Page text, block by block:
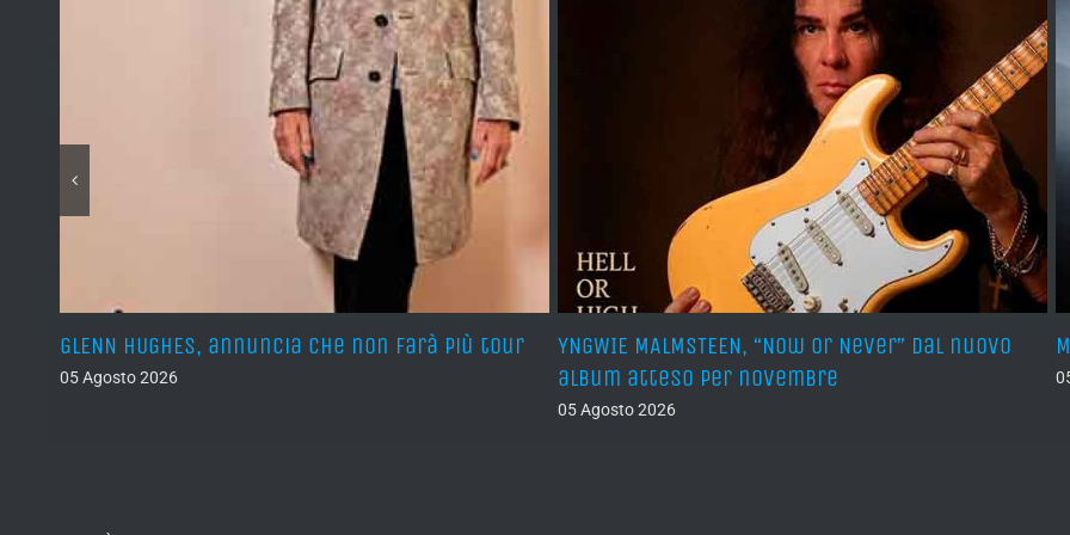
GLENN HUGHES, annuncia che non farà più tour
05 Agosto 2026
YNGWIE MALMSTEEN, “Now Or Never” dal nuovo
album atteso per novembre
05 Agosto 2026